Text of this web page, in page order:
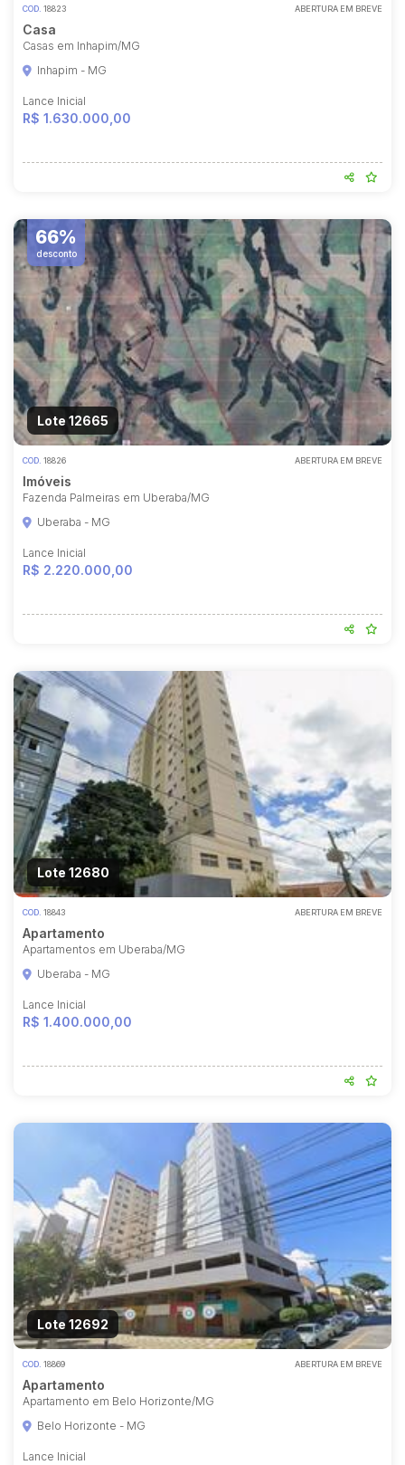
COD. 18823 ABERTURA EM BREVE
Casa
Casas em Inhapim/MG
Inhapim - MG
Lance Inicial
R$ 1.630.000,00
66%
desconto
Lote 12665
COD. 18826 ABERTURA EM BREVE
Imóveis
Fazenda Palmeiras em Uberaba/MG
Uberaba - MG
Lance Inicial
R$ 2.220.000,00
Lote 12680
COD. 18843 ABERTURA EM BREVE
Apartamento
Apartamentos em Uberaba/MG
Uberaba - MG
Lance Inicial
R$ 1.400.000,00
Lote 12692
COD. 18869 ABERTURA EM BREVE
Apartamento
Apartamento em Belo Horizonte/MG
Belo Horizonte - MG
Lance Inicial